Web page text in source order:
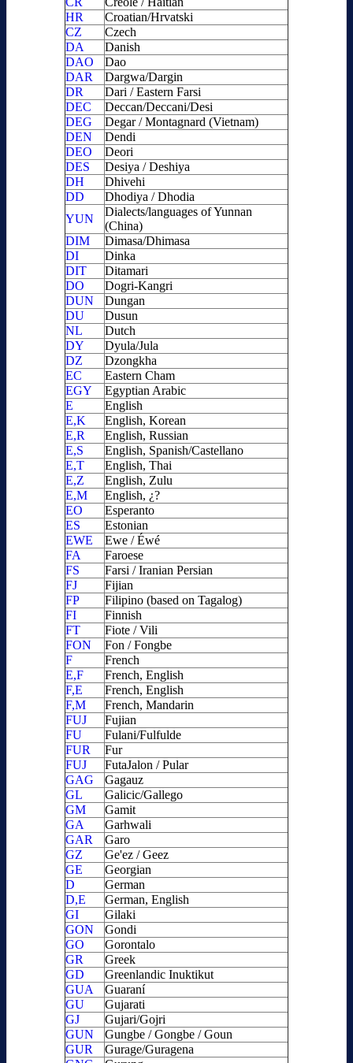
HR
Croatian/Hrvatski
CZ
Czech
DA
Danish
DAO
Dao
DAR
Dargwa/Dargin
DR
Dari / Eastern Farsi
DEC
Deccan/Deccani/Desi
DEG
Degar / Montagnard (Vietnam)
DEN
Dendi
DEO
Deori
DES
Desiya / Deshiya
DH
Dhivehi
DD
Dhodiya / Dhodia
YUN
Dialects/languages of Yunnan
(China)
DIM
Dimasa/Dhimasa
DI
Dinka
DIT
Ditamari
DO
Dogri-Kangri
DUN
Dungan
DU
Dusun
NL
Dutch
DY
Dyula/Jula
DZ
Dzongkha
EC
Eastern Cham
EGY
Egyptian Arabic
E
English
E,K
English, Korean
E,R
English, Russian
E,S
English, Spanish/Castellano
E,T
English, Thai
E,Z
English, Zulu
E,M
English, ¿?
EO
Esperanto
ES
Estonian
EWE
Ewe / Éwé
FA
Faroese
FS
Farsi / Iranian Persian
FJ
Fijian
FP
Filipino (based on Tagalog)
FI
Finnish
FT
Fiote / Vili
FON
Fon / Fongbe
F
French
E,F
French, English
F,E
French, English
F,M
French, Mandarin
FUJ
Fujian
FU
Fulani/Fulfulde
FUR
Fur
FUJ
FutaJalon / Pular
GAG
Gagauz
GL
Galicic/Gallego
GM
Gamit
GA
Garhwali
GAR
Garo
GZ
Ge'ez / Geez
GE
Georgian
D
German
D,E
German, English
GI
Gilaki
GON
Gondi
GO
Gorontalo
GR
Greek
GD
Greenlandic Inuktikut
GUA
Guaraní
GU
Gujarati
GJ
Gujari/Gojri
GUN
Gungbe / Gongbe / Goun
GUR
Gurage/Guragena